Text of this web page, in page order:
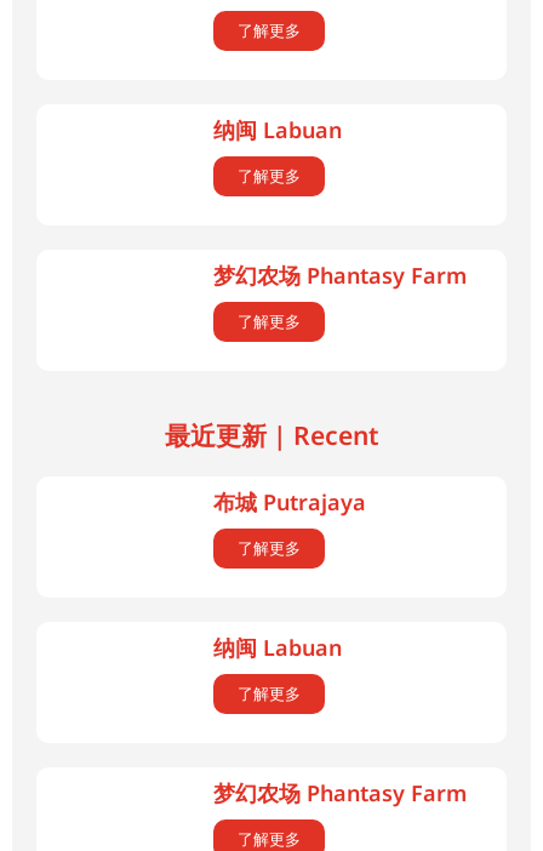
了解更多
纳闽 Labuan
了解更多
梦幻农场 Phantasy Farm
了解更多
最近更新 | Recent
布城 Putrajaya
了解更多
纳闽 Labuan
了解更多
梦幻农场 Phantasy Farm
了解更多